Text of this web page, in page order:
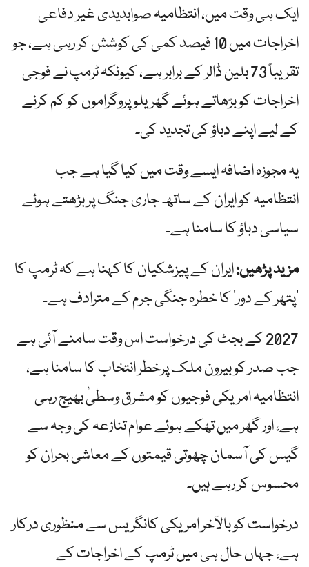
ایک ہی وقت میں، انتظامیہ صوابدیدی غیر دفاعی
اخراجات میں 10 فیصد کمی کی کوشش کر رہی ہے، جو
تقریباً 73 بلین ڈالر کے برابر ہے، کیونکہ ٹرمپ نے فوجی
اخراجات کو بڑھاتے ہوئے گھریلو پروگراموں کو کم کرنے
کے لیے اپنے دباؤ کی تجدید کی۔
یہ مجوزہ اضافہ ایسے وقت میں کیا گیا ہے جب
انتظامیہ کو ایران کے ساتھ جاری جنگ پر بڑھتے ہوئے
سیاسی دباؤ کا سامنا ہے۔
مزید پڑھیں:ایران کے پیزشکیان کا کہنا ہے کہ ٹرمپ کا
‘پتھر کے دور’ کا خطرہ جنگی جرم کے مترادف ہے۔
2027 کے بجٹ کی درخواست اس وقت سامنے آئی ہے
جب صدر کو بیرون ملک پرخطر انتخاب کا سامنا ہے،
انتظامیہ امریکی فوجیوں کو مشرق وسطیٰ بھیج رہی
ہے، اور گھر میں تھکے ہوئے عوام تنازعہ کی وجہ سے
گیس کی آسمان چھوتی قیمتوں کے معاشی بحران کو
محسوس کر رہے ہیں۔
درخواست کو بالآخر امریکی کانگریس سے منظوری درکار
ہے، جہاں حال ہی میں ٹرمپ کے اخراجات کے